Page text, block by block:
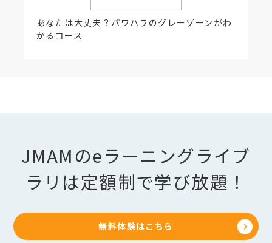
あなたは大丈夫？パワハラのグレーゾーンがわ
かるコース
JMAMのeラーニングライブ
ラリは定額制で学び放題！
無料体験はこちら